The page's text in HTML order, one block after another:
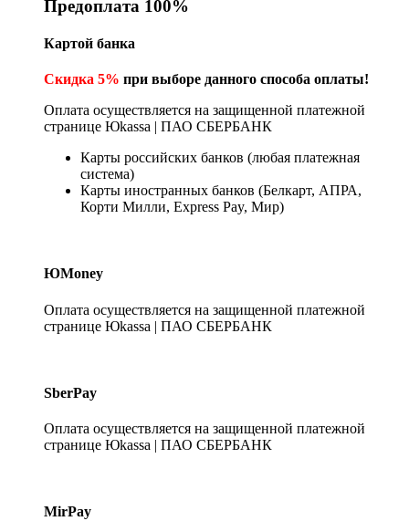
Предоплата 100%
Картой банка
Скидка 5% при выборе данного способа оплаты!
Оплата осуществляется на защищенной платежной
странице Юkassa | ПАО СБЕРБАНК
Карты российских банков (любая платежная
система)
Карты иностранных банков (Белкарт, АПРА,
Корти Милли, Express Pay, Мир)
ЮMoney
Оплата осуществляется на защищенной платежной
странице Юkassa | ПАО СБЕРБАНК
SberPay
Оплата осуществляется на защищенной платежной
странице Юkassa | ПАО СБЕРБАНК
MirPay